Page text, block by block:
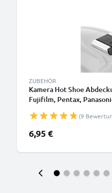
ZUBEHÖR
Kamera Hot Shoe
Fujifilm, Pentax,
(9
6,95 €